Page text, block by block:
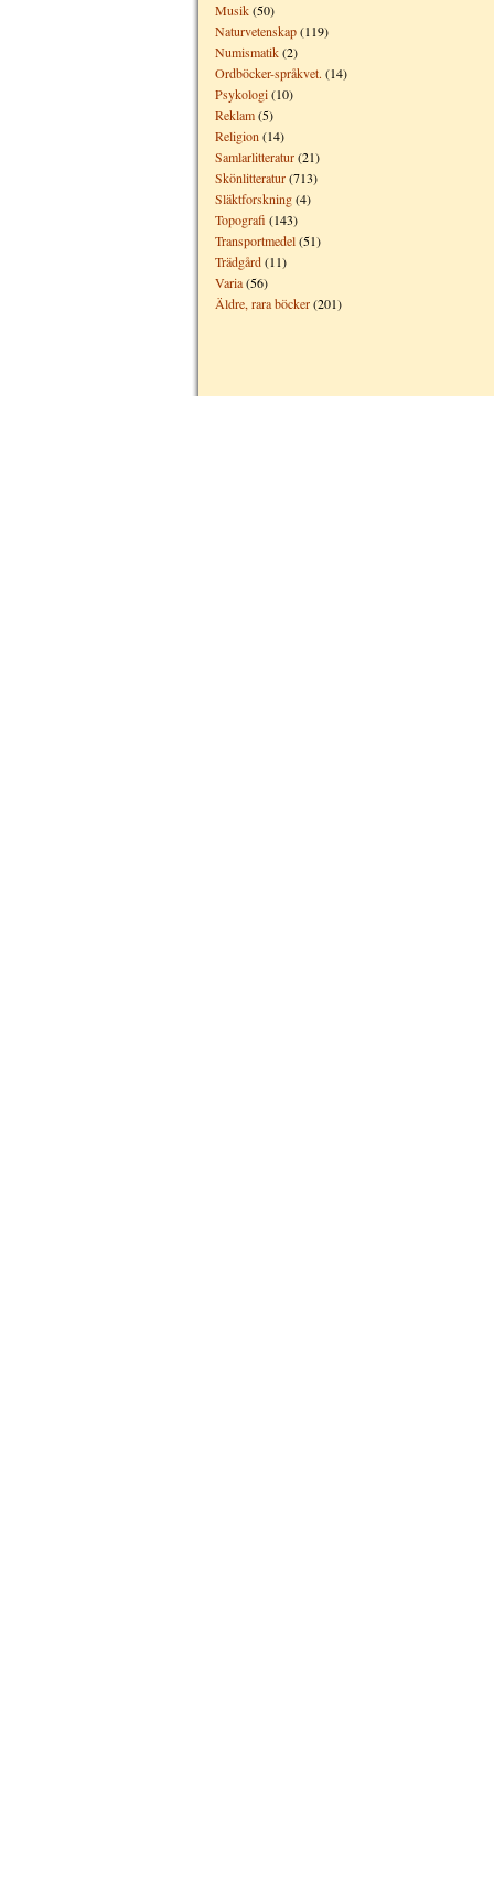
Musik(50)
Naturvetenskap(119)
Numismatik(2)
Ordböcker-språkvet. (14)
Psykologi(10)
Reklam(5)
Religion (14)
Samlarlitteratur(21)
Skönlitteratur(713)
Släktforskning(4)
Topografi (143)
Transportmedel(51)
Trädgård(11)
Varia(56)
Äldre, rara böcker(201)